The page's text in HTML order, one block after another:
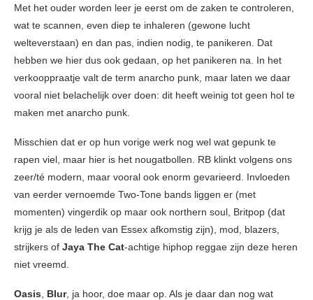
Met het ouder worden leer je eerst om de zaken te controleren,
wat te scannen, even diep te inhaleren (gewone lucht
welteverstaan) en dan pas, indien nodig, te panikeren. Dat
hebben we hier dus ook gedaan, op het panikeren na. In het
verkooppraatje valt de term anarcho punk, maar laten we daar
vooral niet belachelijk over doen: dit heeft weinig tot geen hol te
maken met anarcho punk.
Misschien dat er op hun vorige werk nog wel wat gepunk te
rapen viel, maar hier is het nougatbollen. RB klinkt volgens ons
zeer/té modern, maar vooral ook enorm gevarieerd. Invloeden
van eerder vernoemde Two-Tone bands liggen er (met
momenten) vingerdik op maar ook northern soul, Britpop (dat
krijg je als de leden van Essex afkomstig zijn), mod, blazers,
strijkers of Jaya The Cat-achtige hiphop reggae zijn deze heren
niet vreemd.
Oasis Blur, ja hoor, doe maar op. Als je daar dan nog wat